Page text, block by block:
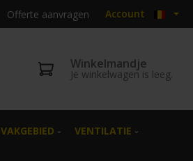
Offerte aanvragen Account
Winkelmandje
Je winkelwagen is leeg.
VAKGEBIED VENTILATIE